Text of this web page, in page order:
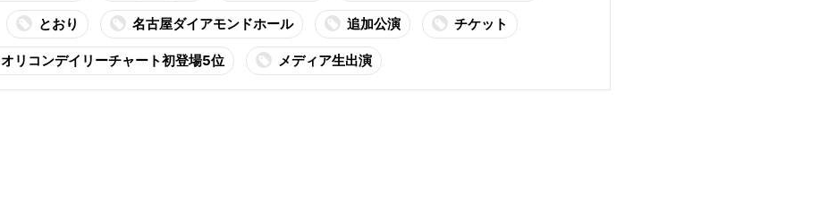
とおり 名古屋ダイアモンドホール 追加公演 チケット
オリコンデイリーチャート初登場5位 メディア生出演